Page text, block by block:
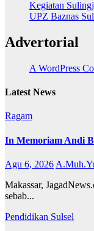
Kegiatan
UPZ Baznas
Advertorial
A WordPress
Latest News
Ragam
In Memoriam Andi
Agu 6, 2026
Makassar,
sebab...
Pendidikan Sulsel